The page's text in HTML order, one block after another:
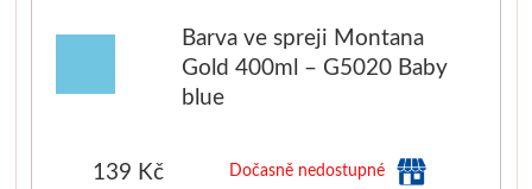
Barva ve spreji Montana
Gold 400ml – G5020 Baby
blue
139 Kč Dočasně nedostupné